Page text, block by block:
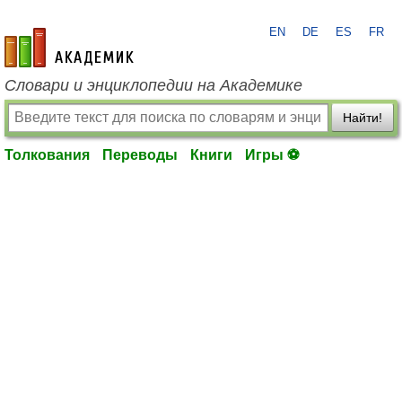
academic.ru
EN DE ES FR
Словари и энциклопедии на Академике
Найти!
Толкования Переводы Книги Игры ⚽